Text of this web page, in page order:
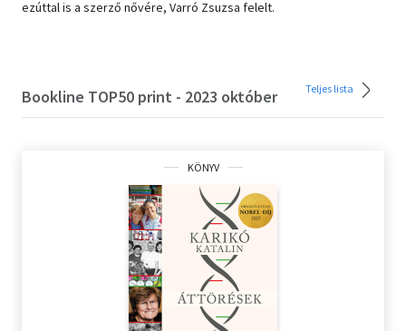
ezúttal is a szerző nővére, Varró Zsuzsa felelt.
Bookline TOP50 print - 2023 október Teljes lista
KÖNYV